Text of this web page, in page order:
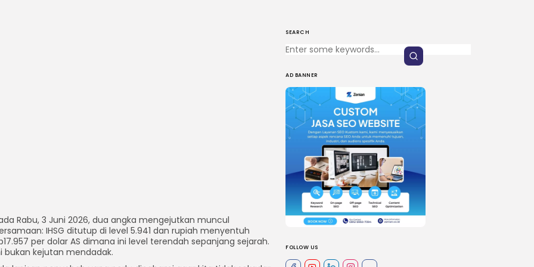
SEARCH
AD BANNER
FOLLOW US
Rabu, 3 Juni 2026, dua angka mengejutkan muncul
IHSG ditutup di level 5.941 dan rupiah menyentuh
per dolar AS dimana ini level terendah sepanjang sejarah.
bukan kejutan mendadak.